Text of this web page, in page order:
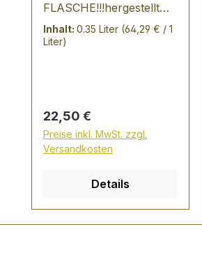
FLASCHE!!!hergestellt
wird Hendrick's Gin als
einziger Gin unter
Infusion mit Gurken und
Rosenblattessenzen
machen den Gin sehr
einzigartig. TASTING
Gin der Spitzenklasse
aromatisiert mit
Koriander,
Inhalt: 0.35 Liter (64,29 € / 1
Liter)
Regulärer Preis:
22,50 €
Preise inkl. MwSt. zzgl.
Versandkosten
Details